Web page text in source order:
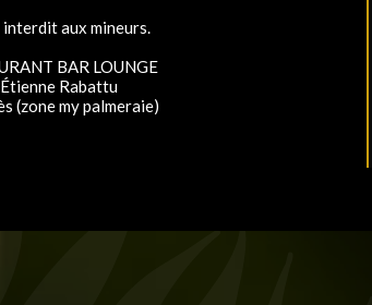
interdit aux mineurs.
BAR LOUNGE
Rabattu
(zone my palmeraie)